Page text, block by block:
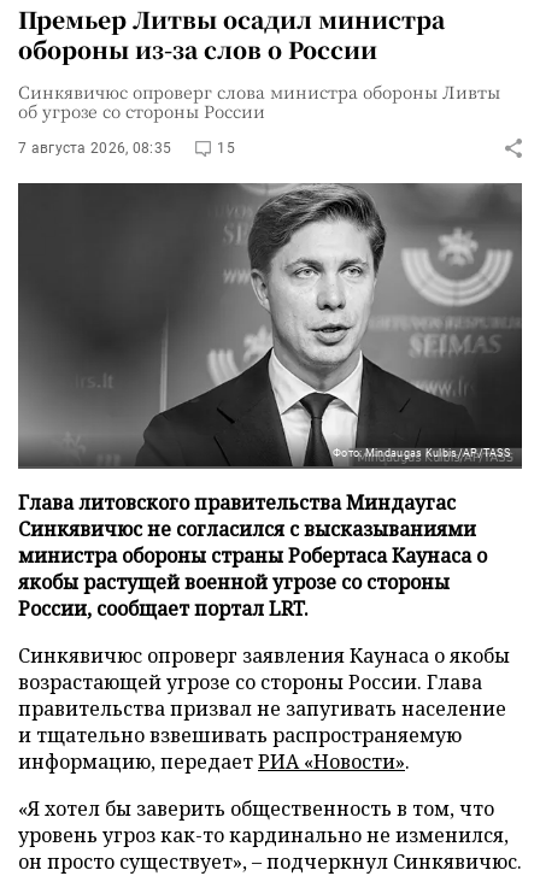
Премьер Литвы осадил министра
обороны из-за слов о России
Синкявичюс опроверг слова министра обороны Ливты
об угрозе со стороны России
7 августа 2026, 08:35 15
Фото: Mindaugas Kulbis/AP/TASS
Глава литовского правительства Миндаугас
Синкявичюс не согласился с высказываниями
министра обороны страны Робертаса Каунаса о
якобы растущей военной угрозе со стороны
России, сообщает портал LRT.
Синкявичюс опроверг заявления Каунаса о якобы
возрастающей угрозе со стороны России. Глава
правительства призвал не запугивать население
и тщательно взвешивать распространяемую
информацию, передаетРИА «Новости».
«Я хотел бы заверить общественность в том, что
уровень угроз как-то кардинально не изменился,
он просто существует», – подчеркнул Синкявичюс.